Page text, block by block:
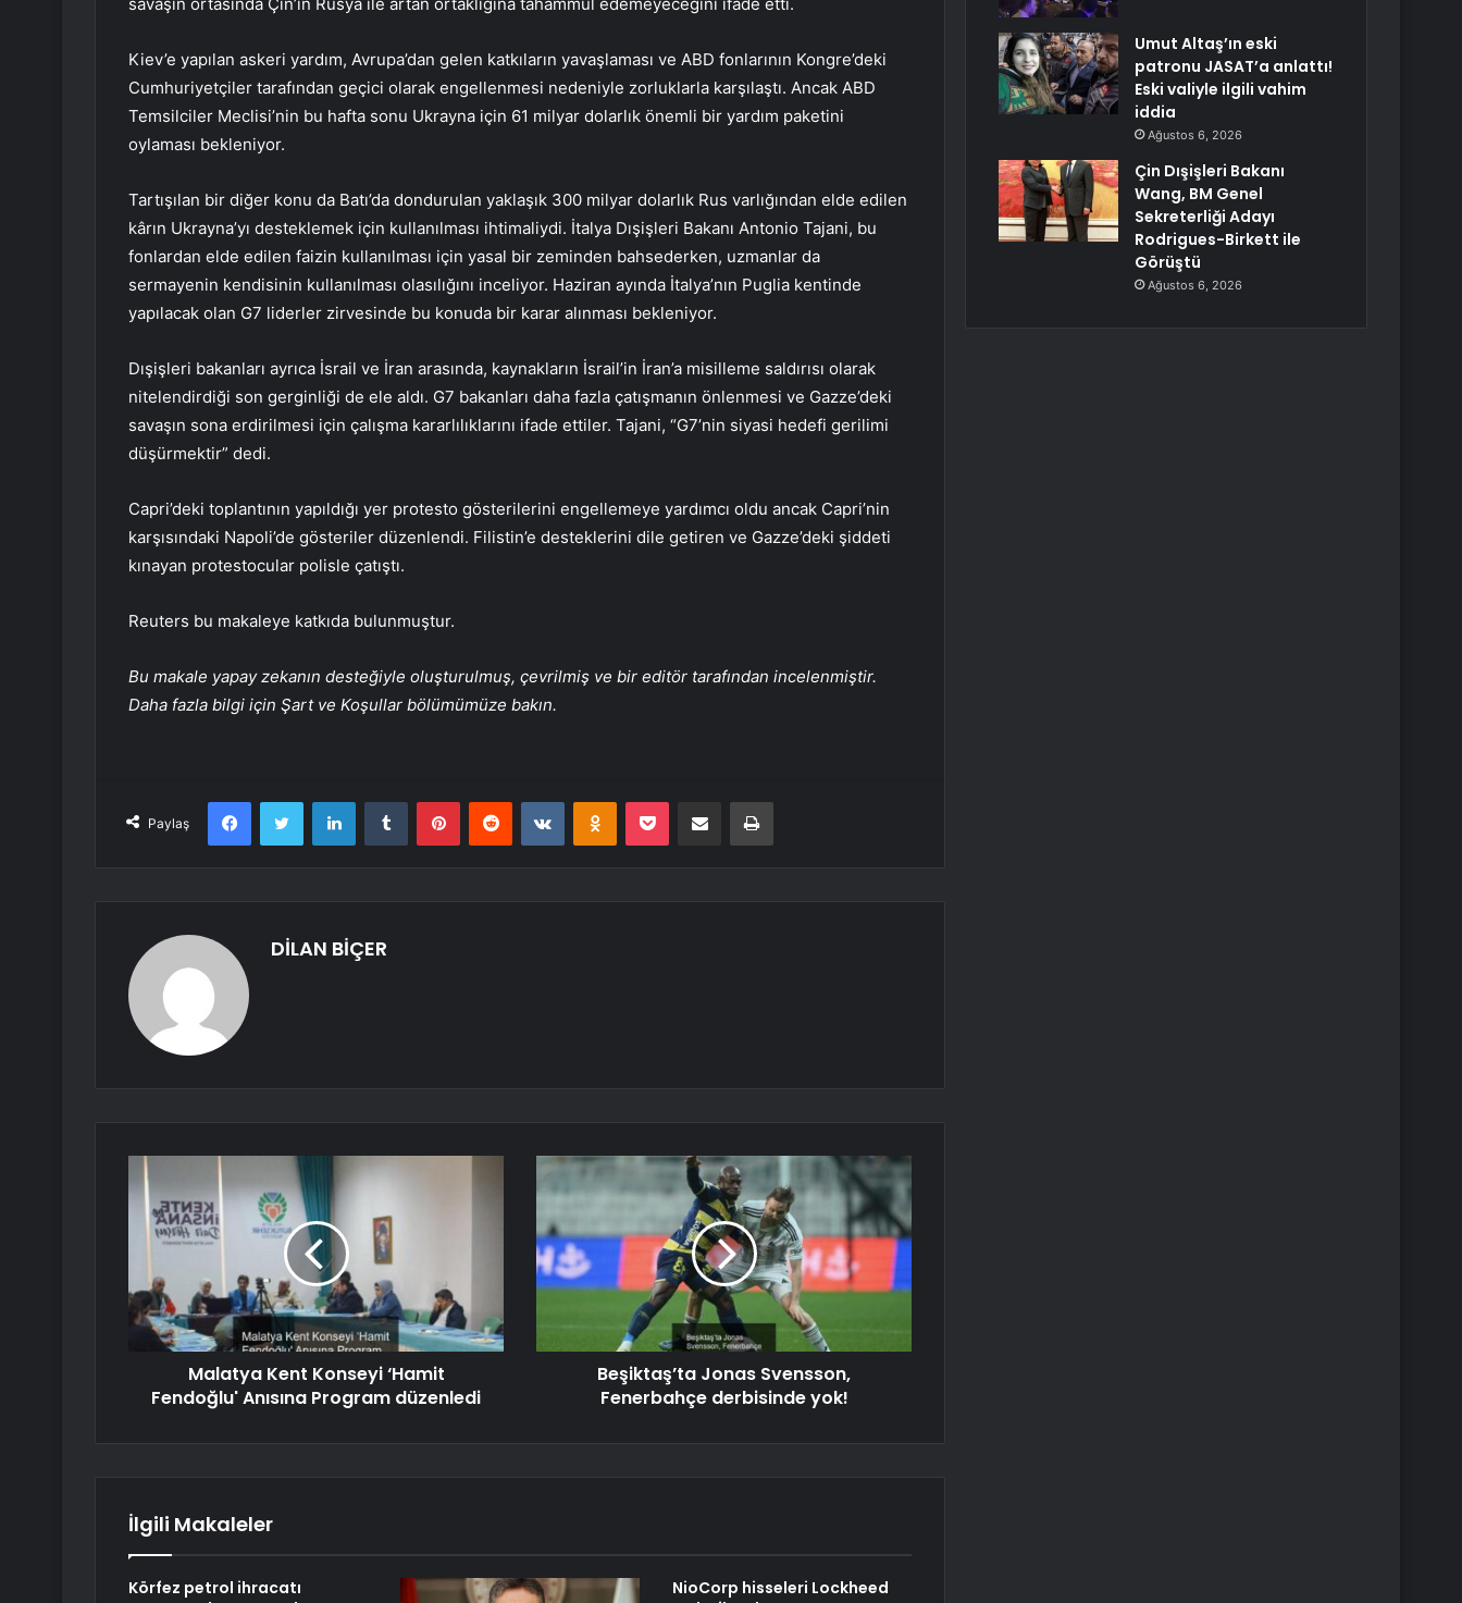
Kiev’e yapılan askeri yardım, Avrupa’dan gelen katkıların yavaşlaması ve ABD fonlarının Kongre’deki
Cumhuriyetçiler tarafından geçici olarak engellenmesi nedeniyle zorluklarla karşılaştı. Ancak ABD
Temsilciler Meclisi’nin bu hafta sonu Ukrayna için 61 milyar dolarlık önemli bir yardım paketini
oylaması bekleniyor.
Tartışılan bir diğer konu da Batı’da dondurulan yaklaşık 300 milyar dolarlık Rus varlığından elde edilen
kârın Ukrayna’yı desteklemek için kullanılması ihtimaliydi. İtalya Dışişleri Bakanı Antonio Tajani, bu
fonlardan elde edilen faizin kullanılması için yasal bir zeminden bahsederken, uzmanlar da
sermayenin kendisinin kullanılması olasılığını inceliyor. Haziran ayında İtalya’nın Puglia kentinde
yapılacak olan G7 liderler zirvesinde bu konuda bir karar alınması bekleniyor.
Dışişleri bakanları ayrıca İsrail ve İran arasında, kaynakların İsrail’in İran’a misilleme saldırısı olarak
nitelendirdiği son gerginliği de ele aldı. G7 bakanları daha fazla çatışmanın önlenmesi ve Gazze’deki
savaşın sona erdirilmesi için çalışma kararlılıklarını ifade ettiler. Tajani, “G7’nin siyasi hedefi gerilimi
düşürmektir” dedi.
Capri’deki toplantının yapıldığı yer protesto gösterilerini engellemeye yardımcı oldu ancak Capri’nin
karşısındaki Napoli’de gösteriler düzenlendi. Filistin’e desteklerini dile getiren ve Gazze’deki şiddeti
kınayan protestocular polisle çatıştı.
Reuters bu makaleye katkıda bulunmuştur.
Bu makale yapay zekanın desteğiyle oluşturulmuş, çevrilmiş ve bir editör tarafından incelenmiştir.
Daha fazla bilgi için Şart ve Koşullar bölümümüze bakın.
Paylaş
FacebookTwitter LinkedInTumblr PinterestReddit VKontakteOdnoklassniki
Pocket E-Posta ile paylaş Yazdır
DİLAN BİÇER
Malatya Kent Konseyi ‘Hamit
Fendoğlu' Anısına Program düzenledi
Beşiktaş’ta Jonas Svensson,
Fenerbahçe derbisinde yok!
İlgili Makaleler
Körfez petrol ihracatı
NioCorp hisseleri Lockheed
Umut Altaş’ın eski
patronu JASAT’a anlattı!
Eski valiyle ilgili vahim
iddia
Ağustos 6, 2026
Çin Dışişleri Bakanı
Wang, BM Genel
Sekreterliği Adayı
Rodrigues-Birkett ile
Görüştü
Ağustos 6, 2026